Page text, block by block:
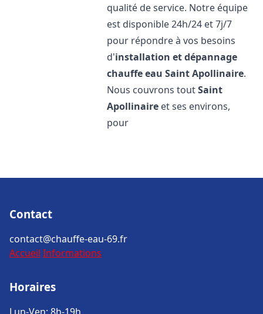
qualité de service. Notre équipe
est disponible 24h/24 et 7j/7
pour répondre à vos besoins
d'installation et dépannage
chauffe eau Saint Apollinaire.
Nous couvrons toutSaint
Apollinaire et ses environs,
pour
Contact
contact@chauffe-eau-69.fr
Accueil Informations
Horaires